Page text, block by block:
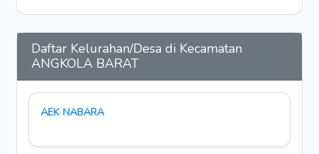
Daftar Kelurahan/Desa di Kecamatan
ANGKOLA BARAT
AEK NABARA